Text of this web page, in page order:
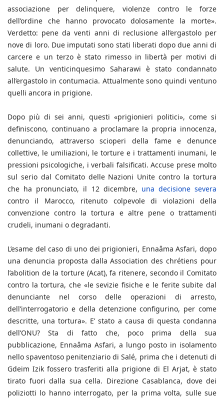
associazione per delinquere, violenze contro le forze
dell’ordine che hanno provocato dolosamente la morte».
Verdetto: pene da venti anni di reclusione all’ergastolo per
nove di loro. Due imputati sono stati liberati dopo due anni di
carcere e un terzo è stato rimesso in libertà per motivi di
salute. Un venticinquesimo Saharawi è stato condannato
all’ergastolo in contumacia. Attualmente sono quindi ventuno
quelli ancora in prigione.
Dopo più di sei anni, questi «prigionieri politici», come si
definiscono, continuano a proclamare la propria innocenza,
denunciando, attraverso scioperi della fame e denunce
collettive, le umiliazioni, le torture e i trattamenti inumani, le
pressioni psicologiche, i verbali falsificati. Accuse prese molto
sul serio dal Comitato delle Nazioni Unite contro la tortura
che ha pronunciato, il 12 dicembre, una decisione severa
contro il Marocco, ritenuto colpevole di violazioni della
convenzione contro la tortura e altre pene o trattamenti
crudeli, inumani o degradanti.
L’esame del caso di uno dei prigionieri, Ennaâma Asfari, dopo
una denuncia proposta dalla Association des chrétiens pour
l’abolition de la torture (Acat), fa ritenere, secondo il Comitato
contro la tortura, che «le sevizie fisiche e le ferite subite dal
denunciante nel corso delle operazioni di arresto,
dell’interrogatorio e della detenzione configurino, per come
descritte, una tortura». E’ stato a causa di questa condanna
dell’ONU? Sta di fatto che, poco prima della sua
pubblicazione, Ennaâma Asfari, a lungo posto in isolamento
nello spaventoso penitenziario di Salé, prima che i detenuti di
Gdeim Izik fossero trasferiti alla prigione di El Arjat, è stato
tirato fuori dalla sua cella. Direzione Casablanca, dove dei
poliziotti lo hanno interrogato, per la prima volta, sulle sue